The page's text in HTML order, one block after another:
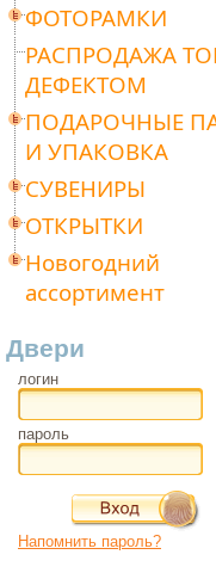
ФОТОРАМКИ
РАСПРОДАЖА
ДЕФЕКТОМ
ПОДАРОЧНЫЕ
И УПАКОВКА
СУВЕНИРЫ
ОТКРЫТКИ
Новогодний
ассортимент
Двери
логин
пароль
Напомнить пароль?